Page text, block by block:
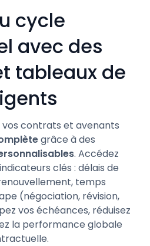
cycle
avec des
tableaux de
vos contrats et avenants
grâce à des
. Accédez
clés : délais de
temps
(négociation, révision,
vos échéances, réduisez
la performance globale